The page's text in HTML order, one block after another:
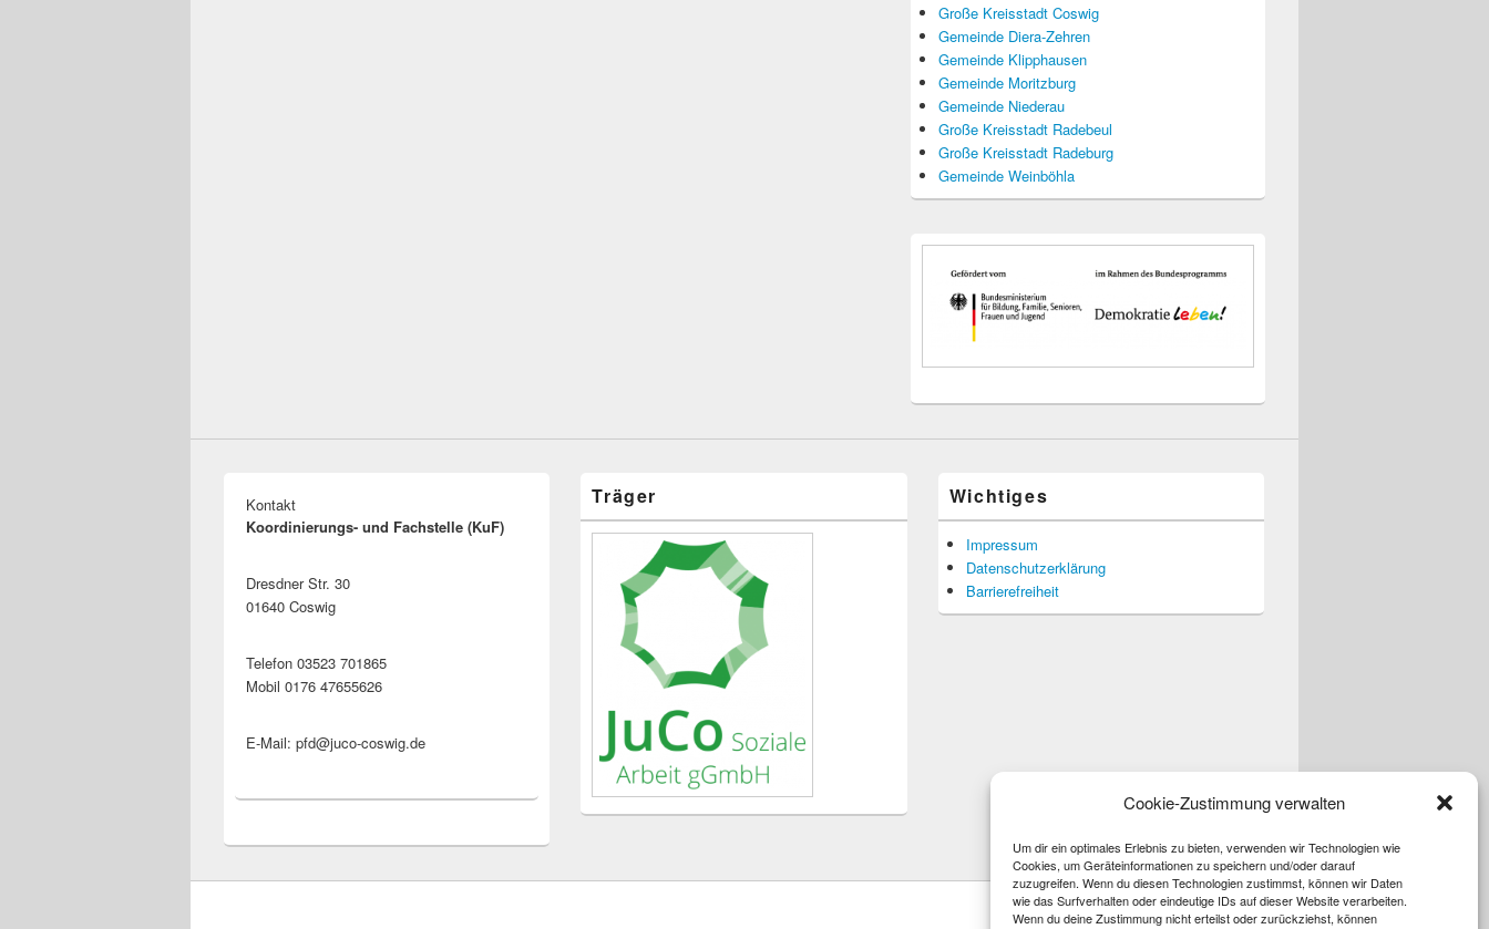
Cookie-Zustimmung verwalten
Um dir ein optimales Erlebnis zu bieten, verwenden wir Technologien wie
Cookies, um Geräteinformationen zu speichern und/oder darauf
zuzugreifen. Wenn du diesen Technologien zustimmst, können wir Daten
wie das Surfverhalten oder eindeutige IDs auf dieser Website verarbeiten.
Wenn du deine Zustimmung nicht erteilst oder zurückziehst, können
Große Kreisstadt Coswig
Gemeinde Diera-Zehren
Gemeinde Klipphausen
Gemeinde Moritzburg
Gemeinde Niederau
Große Kreisstadt Radebeul
Große Kreisstadt Radeburg
Gemeinde Weinböhla
Kontakt
Koordinierungs- und Fachstelle (KuF)
Dresdner Str. 30
01640 Coswig
Telefon 03523 701865
Mobil 0176 47655626
E-Mail: pfd@juco-coswig.de
Träger Wichtiges
Impressum
Datenschutzerklärung
Barrierefreiheit